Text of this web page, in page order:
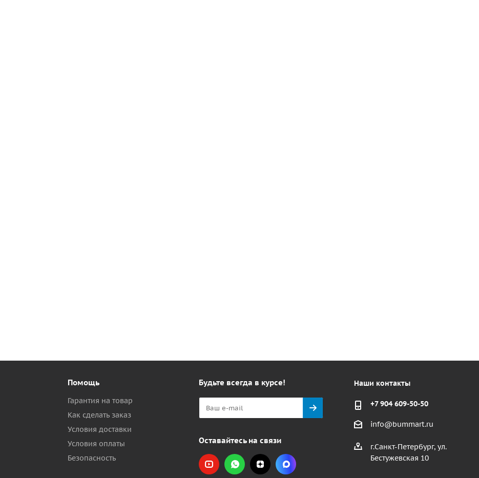
Помощь
Гарантия на товар
Как сделать заказ
Условия доставки
Условия оплаты
Безопасность
Будьте всегда в курсе!
Оставайтесь на связи
Наши контакты
+7 904 609-50-50
info@bummart.ru
г.Санкт-Петербург, ул.
Бестужевская 10